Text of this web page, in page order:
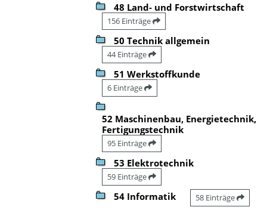
48 Land- und Forstwirtschaft
156 Einträge
50 Technik allgemein
44 Einträge
51 Werkstoffkunde
6 Einträge
52 Maschinenbau, Energietechnik,
Fertigungstechnik
95 Einträge
53 Elektrotechnik
59 Einträge
54 Informatik 58 Einträge